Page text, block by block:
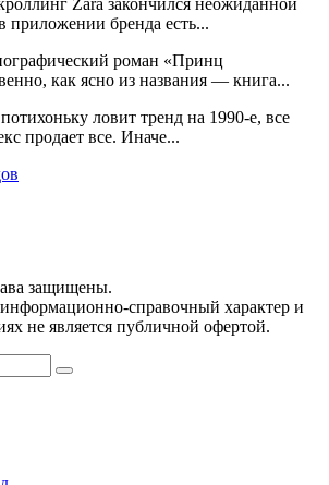
Zara закончился неожиданной
приложении бренда есть...
роман «Принц
как ясно из названия — книга...
ловит тренд на 1990-е, все
продает все. Иначе...
защищены.
справочный характер и
не является публичной офертой.